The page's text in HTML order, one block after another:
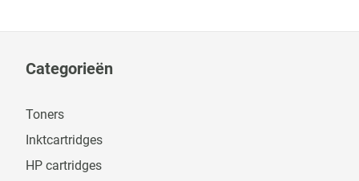
Categorieën
Toners
Inktcartridges
HP cartridges